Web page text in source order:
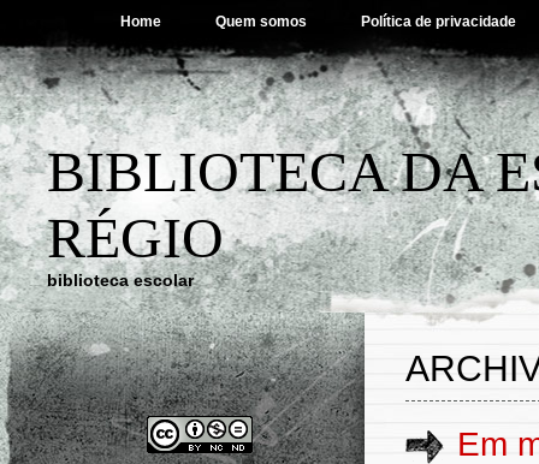
Home Quem somos Política de privacidade
BIBLIOTECA DA
RÉGIO
biblioteca escolar
Em